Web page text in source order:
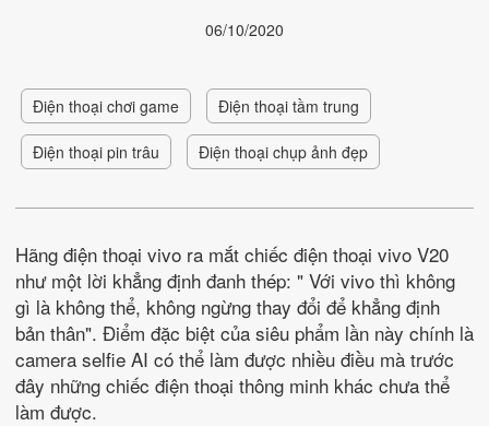
06/10/2020
Điện thoại chơi game Điện thoại tầm trung
Điện thoại pin trâu Điện thoại chụp ảnh đẹp
Hãng điện thoại vivo ra mắt chiếc điện thoại vivo V20
như một lời khẳng định đanh thép: " Với vivo thì không
gì là không thể, không ngừng thay đổi để khẳng định
bản thân". Điểm đặc biệt của siêu phẩm lần này chính là
camera selfie AI có thể làm được nhiều điều mà trước
đây những chiếc điện thoại thông minh khác chưa thể
làm được.